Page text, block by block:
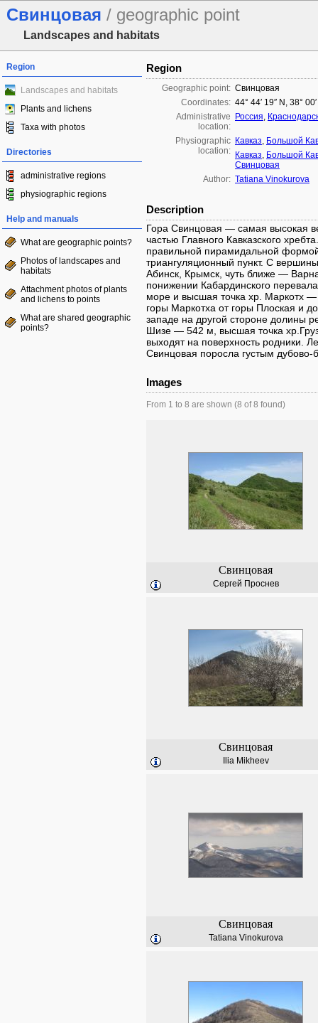
Свинцовая / geographic point
Landscapes and habitats
Region
Landscapes and habitats
Plants and lichens
Taxa with photos
Directories
administrative regions
physiographic regions
Help and manuals
What are geographic points?
Photos of landscapes and
habitats
Attachment photos of plants
and lichens to points
What are shared geographic
points?
Region
Geographic point: Свинцовая
Coordinates: 44° 44′ 19″ N, 38°
Administrative
location:
Россия,
Physiographic
location:
Кавказ, Большой
Кавказ, Большой
Свинцовая
Author: Tatiana Vinokurova
Description
Гора Свинцовая — самая высокая
частью Главного Кавказского
правильной пирамидальной
триангуляционный пункт. С
Абинск, Крымск, чуть ближе —
понижении Кабардинского
море и высшая точка хр. Маркотх
горы Маркотха от горы Плоская и
западе на другой стороне долины
Шизе — 542 м, высшая точка
выходят на поверхность родники.
Свинцовая поросла густым дубово-
Images
From 1 to 8 are shown (8 of 8 found)
Свинцовая
Сергей Проснев
Свинцовая
Ilia Mikheev
Свинцовая
Tatiana Vinokurova